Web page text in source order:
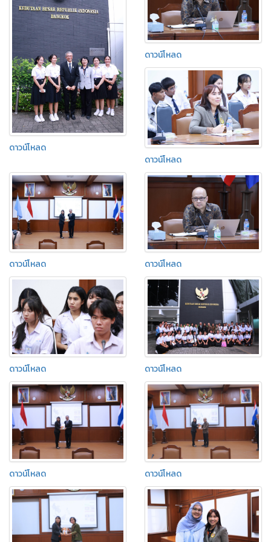
ดาวน์โหลด
ดาวน์โหลด
ดาวน์โหลด
ดาวน์โหลด ดาวน์โหลด
ดาวน์โหลด ดาวน์โหลด
ดาวน์โหลด ดาวน์โหลด